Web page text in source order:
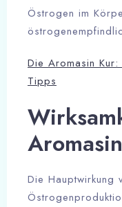
Östrogen im
Die Aromasin
Tipps
Die Hauptwirkung